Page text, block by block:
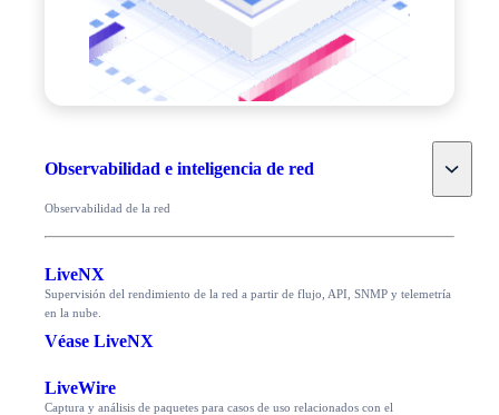
Observabilidad e inteligencia de red Toggle
Observabilidad de la red
LiveNX
Supervisión del rendimiento de la red a partir de flujo, API, SNMP y telemetría
en la nube.
Véase LiveNX
LiveWire
Captura y análisis de paquetes para casos de uso relacionados con el